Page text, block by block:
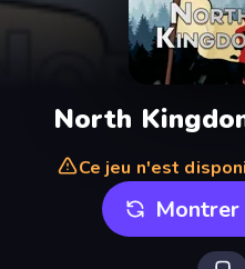
North
Ce jeu n'est
Montrer